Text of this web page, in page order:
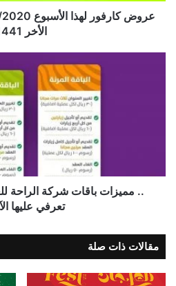
الأخر 1441
.. مميزات باقات شركة الراحة
تعرفي عليها
مقالات ذات صلة